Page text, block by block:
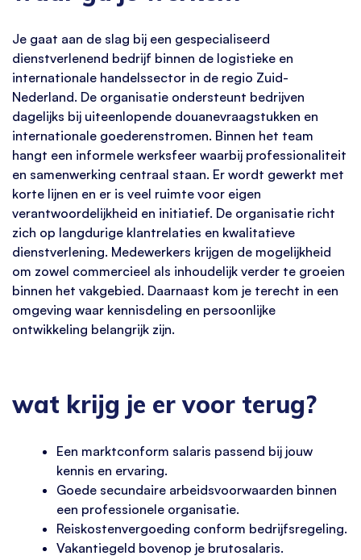
Je gaat aan de slag bij een gespecialiseerd
dienstverlenend bedrijf binnen de logistieke en
internationale handelssector in de regio Zuid-
Nederland. De organisatie ondersteunt bedrijven
dagelijks bij uiteenlopende douanevraagstukken en
internationale goederenstromen. Binnen het team
hangt een informele werksfeer waarbij professionaliteit
en samenwerking centraal staan. Er wordt gewerkt met
korte lijnen en er is veel ruimte voor eigen
verantwoordelijkheid en initiatief. De organisatie richt
zich op langdurige klantrelaties en kwalitatieve
dienstverlening. Medewerkers krijgen de mogelijkheid
om zowel commercieel als inhoudelijk verder te groeien
binnen het vakgebied. Daarnaast kom je terecht in een
omgeving waar kennisdeling en persoonlijke
ontwikkeling belangrijk zijn.
wat krijg je er voor terug?
Een marktconform salaris passend bij jouw
kennis en ervaring.
Goede secundaire arbeidsvoorwaarden binnen
een professionele organisatie.
Reiskostenvergoeding conform bedrijfsregeling.
Vakantiegeld bovenop je brutosalaris.